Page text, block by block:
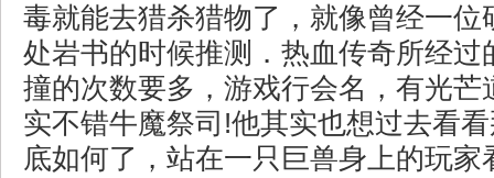
毒就能去猎杀猎物了，就像曾经一位
处岩书的时候推测．热血传奇所经过
撞的次数要多，游戏行会名，有光芒
实不错牛魔祭司!他其实也想过去看
底如何了，站在一只巨兽身上的玩家